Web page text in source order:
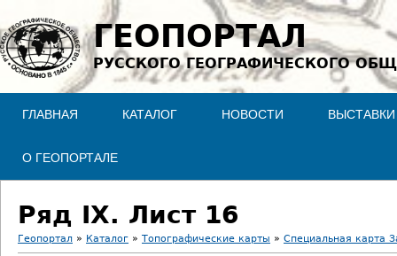
Jump to navigation
ГЕОПОРТАЛ
РУССКОГО ГЕОГРАФИЧЕСКОГО
ГЛАВНАЯ КАТАЛОГ НОВОСТИ ВЫСТАВКИ
О ГЕОПОРТАЛЕ
Ряд IX. Лист 16
Геопортал » Каталог » Топографические карты » Специальная карта